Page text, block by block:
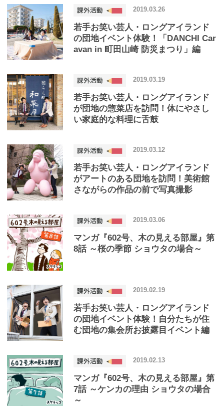
若手お笑い芸人・ロングアイランド
の団地イベント体験！「DANCHI Car
avan in 町田山崎 防災まつり」編
2019.03.26
若手お笑い芸人・ロングアイランド
が団地の惣菜店を訪問！体にやさし
い家庭的な料理に舌鼓
2019.03.19
若手お笑い芸人・ロングアイランド
がアートのある団地を訪問！美術館
さながらの作品の前で写真撮影
2019.03.12
マンガ『602号、木の見える部屋』第
8話 ～桜の季節 ショウタの場合～
2019.03.06
若手お笑い芸人・ロングアイランド
の団地イベント体験！自分たちが住
む団地の集会所お披露目イベント編
2019.02.19
マンガ『602号、木の見える部屋』第
7話 ～ケンカの理由 ショウタの場合
～
2019.02.13